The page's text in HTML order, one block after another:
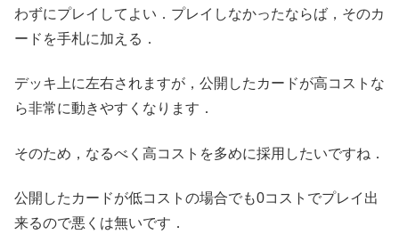
わずにプレイしてよい．プレイしなかったならば，そのカ
ードを手札に加える．
デッキ上に左右されますが，公開したカードが高コストな
ら非常に動きやすくなります．
そのため，なるべく高コストを多めに採用したいですね．
公開したカードが低コストの場合でも0コストでプレイ出
来るので悪くは無いです．